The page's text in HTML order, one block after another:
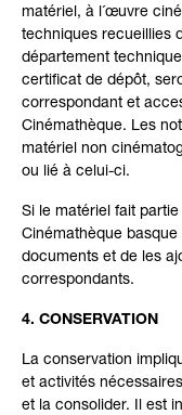
matériel, à l´œuvre
techniques recueillies
département
certificat de dépôt,
correspondant et
Cinémathèque. Les
matériel non
ou lié à celui-ci.
Si le matériel fait
Cinémathèque
documents et de les
correspondants.
4. CONSERVATION
La conservation
et activités
et la consolider. Il est